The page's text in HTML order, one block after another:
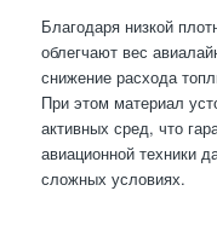
Благодаря низкой
облегчают вес
снижение расхода
При этом материал
активных сред, что
авиационной техники
сложных условиях.